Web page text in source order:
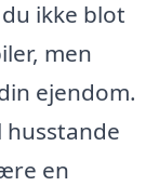
ikke blot
men
ejendom.
en